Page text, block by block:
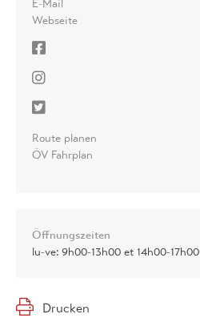
E-Mail
Webseite
Route planen
ÖV Fahrplan
Öffnungszeiten
lu-ve: 9h00-13h00 et 14h00-17h00
Drucken